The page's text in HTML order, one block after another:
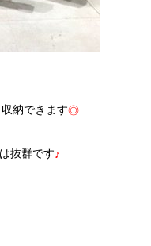
納できます◎
抜群です♪